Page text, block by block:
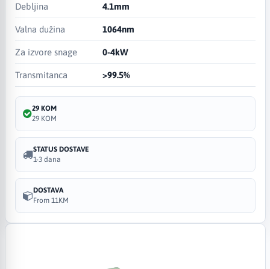
Debljina 4.1mm
Valna dužina 1064nm
Za izvore snage 0-4kW
Transmitanca >99.5%
29 KOM
29 KOM
STATUS DOSTAVE
1-3 dana
DOSTAVA
From 11KM